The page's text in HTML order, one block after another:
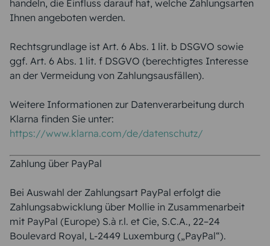
handeln, die Einfluss darauf hat, welche Zahlungsarten
Ihnen angeboten werden.
Rechtsgrundlage ist Art. 6 Abs. 1 lit. b DSGVO sowie
ggf. Art. 6 Abs. 1 lit. f DSGVO (berechtigtes Interesse
an der Vermeidung von Zahlungsausfällen).
Weitere Informationen zur Datenverarbeitung durch
Klarna finden Sie unter:
https://www.klarna.com/de/datenschutz/
Zahlung über PayPal
Bei Auswahl der Zahlungsart PayPal erfolgt die
Zahlungsabwicklung über Mollie in Zusammenarbeit
mit PayPal (Europe) S.à r.l. et Cie, S.C.A., 22–24
Boulevard Royal, L-2449 Luxemburg („PayPal“).